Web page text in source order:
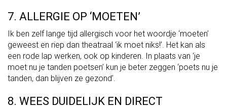
7. ALLERGIE OP ‘MOETEN’
Ik ben zelf lange tijd allergisch voor het woordje ‘moeten’
geweest en riep dan theatraal ‘ik moet niks!’. Het kan als
een rode lap werken, ook op kinderen. In plaats van ‘je
moet nu je tanden poetsen’ kun je beter zeggen ‘poets nu je
tanden, dan blijven ze gezond’.
8. WEES DUIDELIJK EN DIRECT